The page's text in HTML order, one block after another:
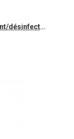
APESIN OXYDES Additif de blanchiment/désinfection de linge- Bidon 20L